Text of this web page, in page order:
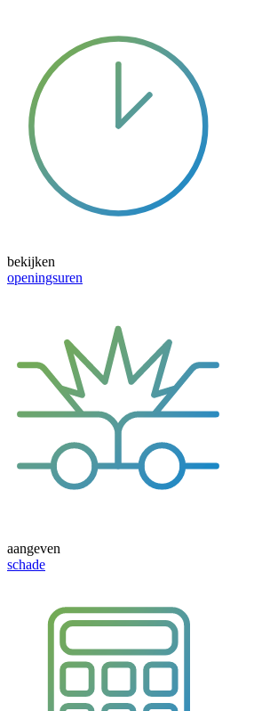
bekijken
openingsuren
aangeven
schade